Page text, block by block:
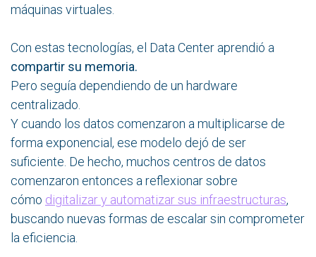
máquinas virtuales.
Con estas tecnologías, el Data Center aprendió a
compartir su memoria.
Pero seguía dependiendo de un hardware
centralizado.
Y cuando los datos comenzaron a multiplicarse de
forma exponencial, ese modelo dejó de ser
suficiente. De hecho, muchos centros de datos
comenzaron entonces a reflexionar sobre
cómo digitalizar y automatizar sus infraestructuras,
buscando nuevas formas de escalar sin comprometer
la eficiencia.